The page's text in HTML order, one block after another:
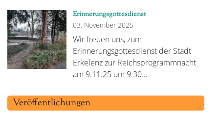
Erinnerungsgottesdienst
03. November 2025
Wir freuen uns, zum
Erinnerungsgottesdienst der Stadt
Erkelenz zur Reichsprogrammnacht
am 9.11.25 um 9.30…
Veröffentlichungen